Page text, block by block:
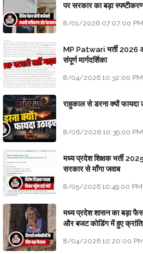
पर सरकार का बड़ा
8/01/2026 07:07:00 PM
MP Patwari भर्ती 2026
संपूर्ण मार्गदर्शिका
8/04/2026 10:32:00 PM
राहुकाल से डरना क्यों फायदा
8/06/2026 10:39:00 PM
मध्य प्रदेश शिक्षक भर्ती 2025:
सरकार से माँगा जवाब
8/05/2026 10:49:00 PM
मध्य प्रदेश शासन का बड़ा
और बजट कोडिंग में हुए
8/04/2026 10:20:00 PM